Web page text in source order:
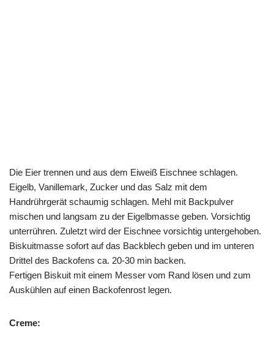
Die Eier trennen und aus dem Eiweiß Eischnee schlagen.
Eigelb, Vanillemark, Zucker und das Salz mit dem
Handrührgerät schaumig schlagen. Mehl mit Backpulver
mischen und langsam zu der Eigelbmasse geben. Vorsichtig
unterrühren. Zuletzt wird der Eischnee vorsichtig untergehoben.
Biskuitmasse sofort auf das Backblech geben und im unteren
Drittel des Backofens ca. 20-30 min backen.
Fertigen Biskuit mit einem Messer vom Rand lösen und zum
Auskühlen auf einen Backofenrost legen.
Creme: